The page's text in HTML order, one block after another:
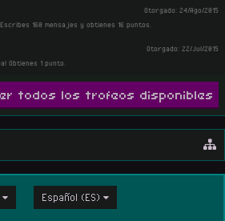
Otorgado: 24/Ago/2015
Escribes 160 mensajes y obtienes 16 puntos.
Otorgado: 22/Jul/2015
Obtienes 1 punto.
todos los trofeos disponibles
Español (ES)